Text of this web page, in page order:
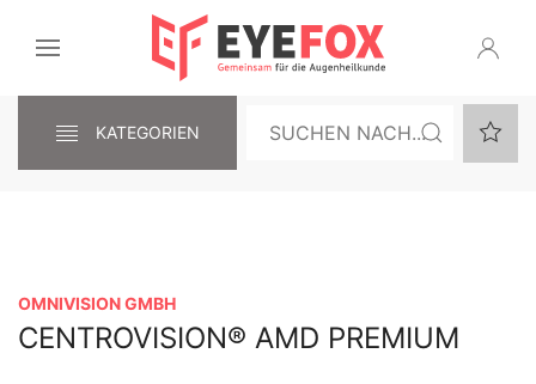
KATEGORIEN
OMNIVISION GMBH
CENTROVISION® AMD PREMIUM